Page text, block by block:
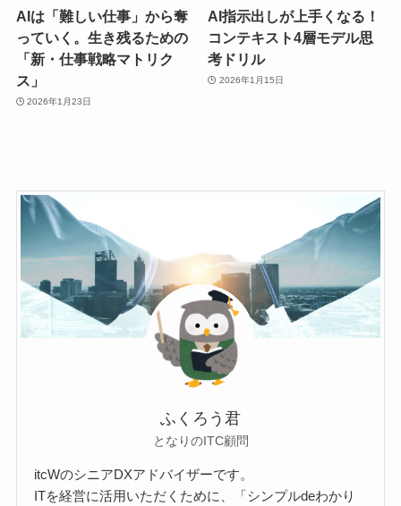
AIは「難しい仕事」から奪
っていく。生き残るための
「新・仕事戦略マトリク
ス」
2026年1月23日
AI指示出しが上手くなる！
コンテキスト4層モデル思
考ドリル
2026年1月15日
ふくろう君
となりのITC顧問
itcWのシニアDXアドバイザーです。
ITを経営に活用いただくために、「シンプルdeわかり